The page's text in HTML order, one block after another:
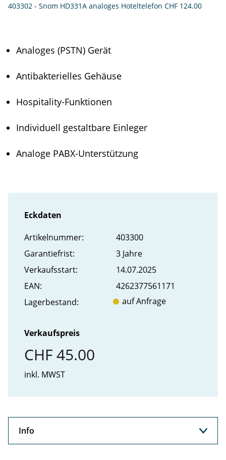
403302 - Snom HD331A analoges Hoteltelefon CHF 124.00
Analoges (PSTN) Gerät
Antibakterielles Gehäuse
Hospitality-Funktionen
Individuell gestaltbare Einleger
Analoge PABX-Unterstützung
Eckdaten
Artikel­nummer:
403300
Garantiefrist:
3 Jahre
Verkaufs­start:
14.07.2025
EAN:
4262377561171
Lager­bestand:
auf Anfrage
Verkaufspreis
CHF 45.00
inkl. MWST
Info